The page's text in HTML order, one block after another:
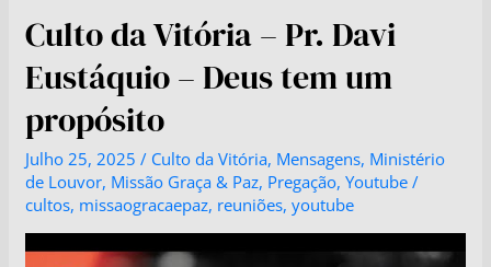
Culto da Vitória – Pr. Davi
Eustáquio – Deus tem um
propósito
Julho 25, 2025 / Culto da Vitória, Mensagens, Ministério
de Louvor, Missão Graça & Paz, Pregação,Youtube /
cultos, missaogracaepaz, reuniões,youtube